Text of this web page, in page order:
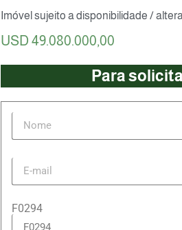
Imóvel sujeito a disponibilidade /
USD 49.080.000,00
Para
F0294